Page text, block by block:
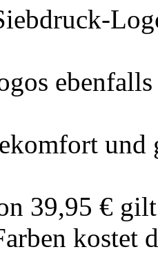
und
39,95 €
kostet